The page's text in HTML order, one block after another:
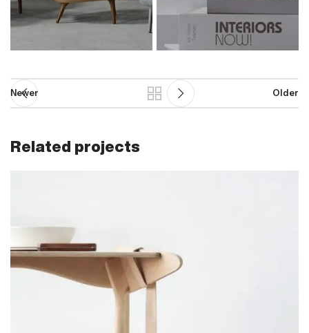
Newer Older
Related projects